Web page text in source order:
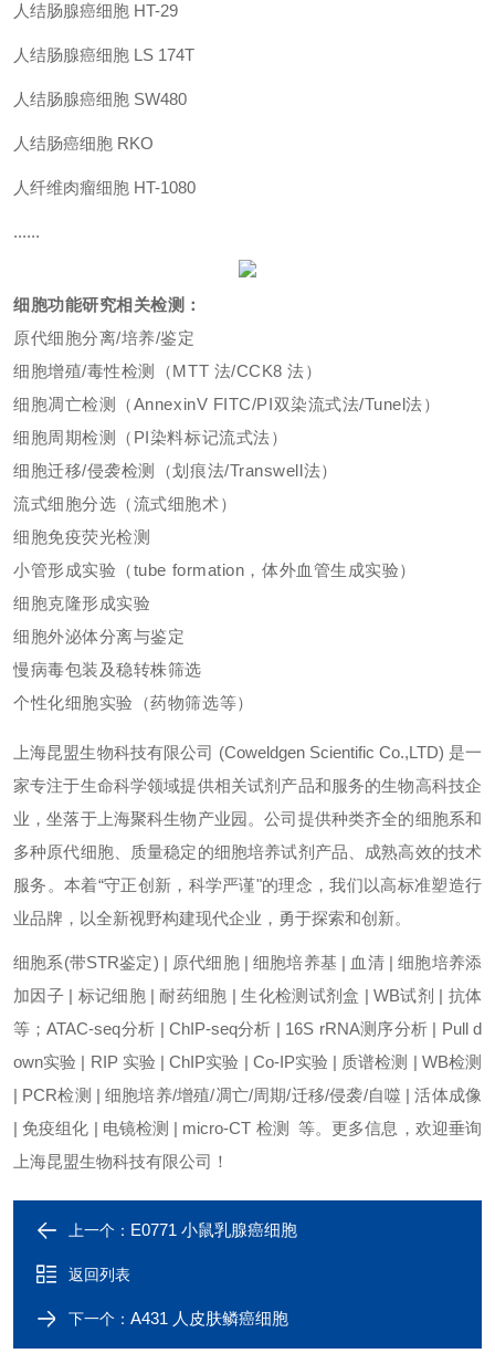
人结肠腺癌细胞 HT-29
人结肠腺癌细胞 LS 174T
人结肠腺癌细胞 SW480
人结肠癌细胞 RKO
人纤维肉瘤细胞 HT-1080
......
细胞功能研究相关检测：
原代细胞分离/培养/鉴定
细胞增殖/毒性检测（MTT 法/CCK8 法）
细胞凋亡检测（AnnexinV FITC/PI双染流式法/Tunel法）
细胞周期检测（PI染料标记流式法）
细胞迁移/侵袭检测（划痕法/Transwell法）
流式细胞分选（流式细胞术）
细胞免疫荧光检测
小管形成实验（tube formation，体外血管生成实验）
细胞克隆形成实验
细胞外泌体分离与鉴定
慢病毒包装及稳转株筛选
个性化细胞实验（药物筛选等）
上海昆盟生物科技有限公司 (Coweldgen Scientific Co.,LTD) 是一
家专注于生命科学领域提供相关试剂产品和服务的生物高科技企
业，坐落于上海聚科生物产业园。公司提供种类齐全的细胞系和
多种原代细胞、质量稳定的细胞培养试剂产品、成熟高效的技术
服务。本着“守正创新，科学严谨"的理念，我们以高标准塑造行
业品牌，以全新视野构建现代企业，勇于探索和创新。
细胞系(带STR鉴定) | 原代细胞 | 细胞培养基 | 血清 | 细胞培养添
加因子 | 标记细胞 | 耐药细胞 | 生化检测试剂盒 | WB试剂 | 抗体
等；ATAC-seq分析 | ChIP-seq分析 | 16S rRNA测序分析 | Pull d
own实验 | RIP 实验 | ChIP实验 | Co-IP实验 | 质谱检测 | WB检测
| PCR检测 | 细胞培养/增殖/凋亡/周期/迁移/侵袭/自噬 | 活体成像
| 免疫组化 | 电镜检测 | micro-CT 检测 等。更多信息，欢迎垂询
上海昆盟生物科技有限公司！
上一个： E0771 小鼠乳腺癌细胞
返回列表
下一个： A431 人皮肤鳞癌细胞